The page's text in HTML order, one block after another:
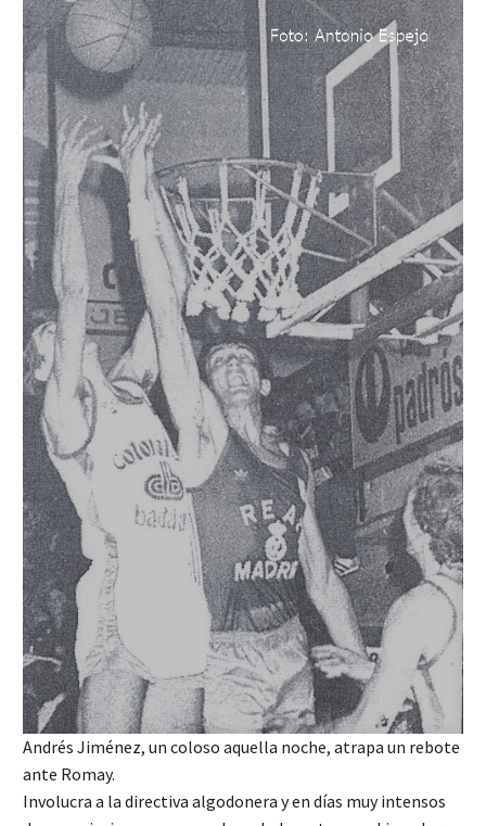
Andrés Jiménez, un coloso aquella noche, atrapa un rebote
ante Romay.
Involucra a la directiva algodonera y en días muy intensos